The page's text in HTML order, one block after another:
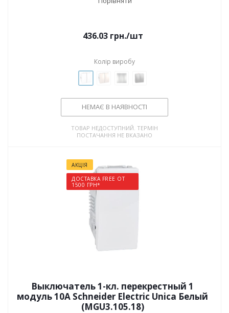
436.03грн./шт
Колір виробу
НЕМАЄ В НАЯВНОСТІ
ТОВАР НЕДОСТУПНИЙ. ТЕРМІН
ПОСТАЧАННЯ НЕ ВКАЗАНО
АКЦІЯ
ДОСТАВКА FREE ОТ
1500 ГРН*
Выключатель 1-кл. перекрестный 1
модуль 10А Schneider Electric Unica Белый
(MGU3.105.18)